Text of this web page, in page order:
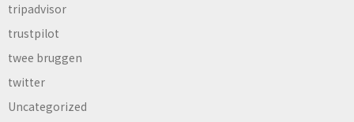
tripadvisor
trustpilot
twee bruggen
twitter
Uncategorized